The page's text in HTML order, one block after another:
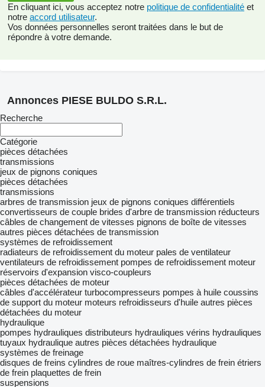
En cliquant ici, vous acceptez notre politique de confidentialité et
notre accord utilisateur.
Vos données personnelles seront traitées dans le but de
répondre à votre demande.
Annonces PIESE BULDO S.R.L.
Recherche
Catégorie
pièces détachées
transmissions
jeux de pignons coniques
pièces détachées
transmissions
arbres de transmission jeux de pignons coniques différentiels
convertisseurs de couple brides d'arbre de transmission réducteurs
câbles de changement de vitesses pignons de boîte de vitesses
autres pièces détachées de transmission
systèmes de refroidissement
radiateurs de refroidissement du moteur pales de ventilateur
ventilateurs de refroidissement pompes de refroidissement moteur
réservoirs d'expansion visco-coupleurs
pièces détachées de moteur
câbles d'accélérateur turbocompresseurs pompes à huile coussins
de support du moteur moteurs refroidisseurs d'huile autres pièces
détachées du moteur
hydraulique
pompes hydrauliques distributeurs hydrauliques vérins hydrauliques
tuyaux hydraulique autres pièces détachées hydraulique
systèmes de freinage
disques de freins cylindres de roue maîtres-cylindres de frein étriers
de frein plaquettes de frein
suspensions